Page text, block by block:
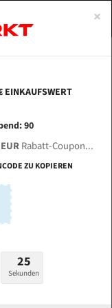
Bi-Metall
mm
×
EINKAUFSWERT
90
Rabatt-Coupon...
ZU KOPIEREN
24
Sekunden